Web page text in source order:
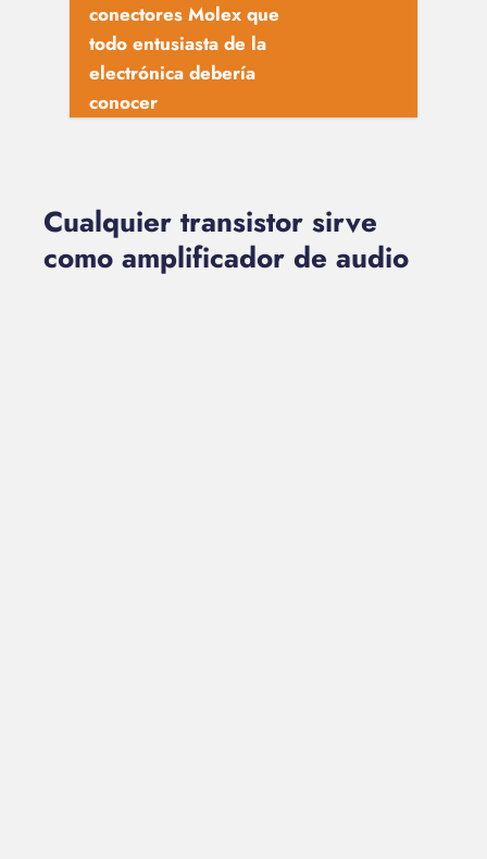
conectores Molex que
todo entusiasta de la
electrónica debería
conocer
Cualquier transistor sirve
como amplificador de audio